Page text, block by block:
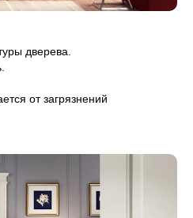
дверева.
от загрязнений